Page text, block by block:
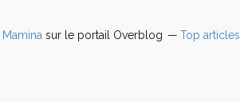
Mamina sur le portail Overblog Top articles